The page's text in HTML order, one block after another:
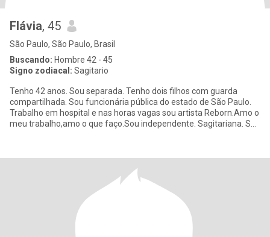
Flávia, 45
São Paulo, São Paulo, Brasil
Buscando: Hombre 42 - 45
Signo zodiacal: Sagitario
Tenho 42 anos. Sou separada. Tenho dois filhos com guarda
compartilhada. Sou funcionária pública do estado de São Paulo.
Trabalho em hospital e nas horas vagas sou artista Reborn.Amo o
meu trabalho,amo o que faço.Sou independente. Sagitariana. Sou